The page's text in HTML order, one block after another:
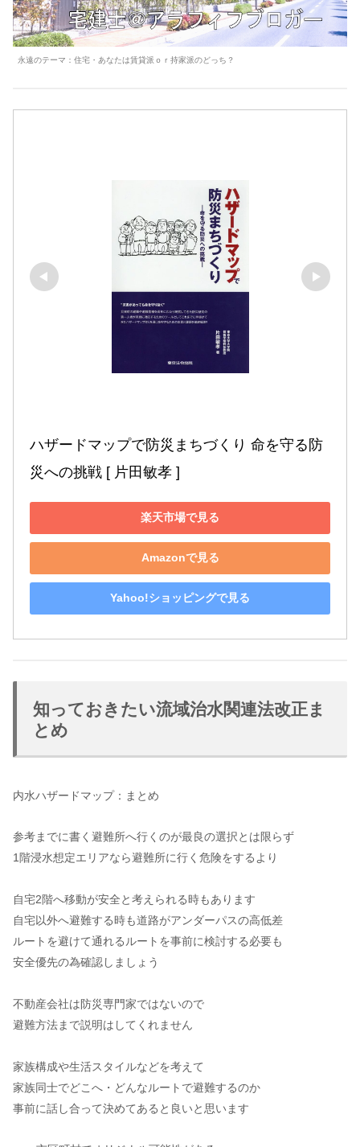
永遠のテーマ：住宅・あなたは賃貸派ｏｒ持家派のどっち？
ハザードマップで防災まちづくり 命を守る防
災への挑戦 [ 片田敏孝 ]
楽天市場で見る
Amazonで見る
Yahoo!ショッピングで見る
知っておきたい流域治水関連法改正ま
とめ
内水ハザードマップ：まとめ
参考までに書く避難所へ行くのが最良の選択とは限らず
1階浸水想定エリアなら避難所に行く危険をするより
自宅2階へ移動が安全と考えられる時もあります
自宅以外へ避難する時も道路がアンダーパスの高低差
ルートを避けて通れるルートを事前に検討する必要も
安全優先の為確認しましょう
不動産会社は防災専門家ではないので
避難方法まで説明はしてくれません
家族構成や生活スタイルなどを考えて
家族同士でどこへ・どんなルートで避難するのか
事前に話し合って決めてあると良いと思います